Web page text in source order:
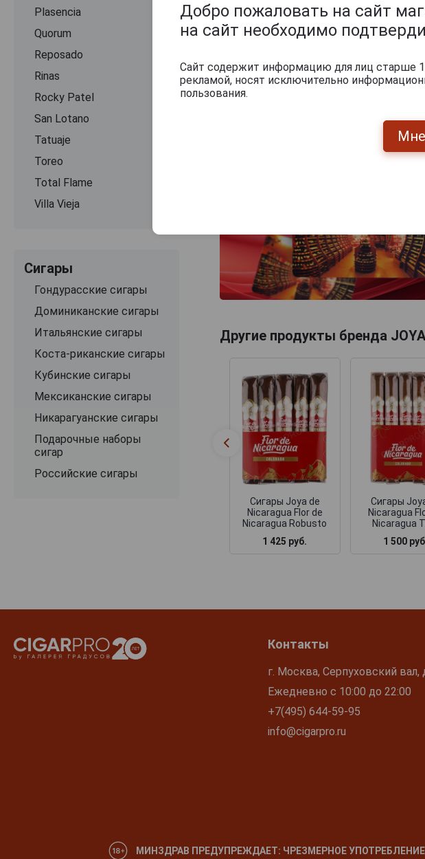
Plasencia
Quorum
Reposado
Rinas
Rocky Patel
San Lotano
Tatuaje
Toreo
Total Flame
Villa Vieja
Сигары
Гондурасские сигары
Доминиканские сигары
Итальянские сигары
Коста-риканские сигары
Кубинские сигары
Мексиканские сигары
Никарагуанские сигары
Подарочные наборы
сигар
Российские сигары
Другие продукты бренда JOYA
Сигары Joya de
Nicaragua Flor de
Nicaragua Robusto
1 425 руб.
Сигары
Nicaragua
Nicaragua
1 500
Контакты
г. Москва, Серпуховский вал,
Ежедневно с 10:00 до 22:00
+7(495) 644-59-95
info@cigarpro.ru
МИНЗДРАВ ПРЕДУПРЕЖДАЕТ: ЧРЕЗМЕРНОЕ
Добро пожаловать на сайт
на сайт необходимо
Сайт содержит информацию для лиц старше
рекламой, носят исключительно
пользования.